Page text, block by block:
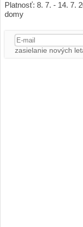
Platnosť: 8. 7. - 14. 7.
domy
zasielanie nových